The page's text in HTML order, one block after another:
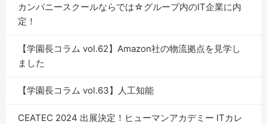
カンパニースクールならでは☆グループ内のIT企業に内
定！
【学園長コラム vol.62】Amazon社の物流拠点を見学し
ました
【学園長コラム vol.63】人工知能
CEATEC 2024 出展決定！ヒューマンアカデミー ITカレ